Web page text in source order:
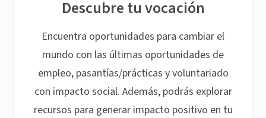
Descubre tu vocación
Encuentra oportunidades para cambiar el
mundo con las últimas oportunidades de
empleo, pasantías/prácticas y voluntariado
con impacto social. Además, podrás explorar
recursos para generar impacto positivo en tu